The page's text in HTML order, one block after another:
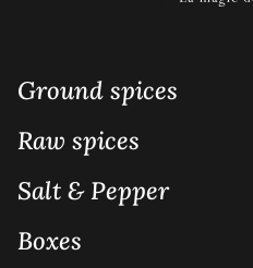
Ground spices
Raw spices
Salt & Pepper
Boxes